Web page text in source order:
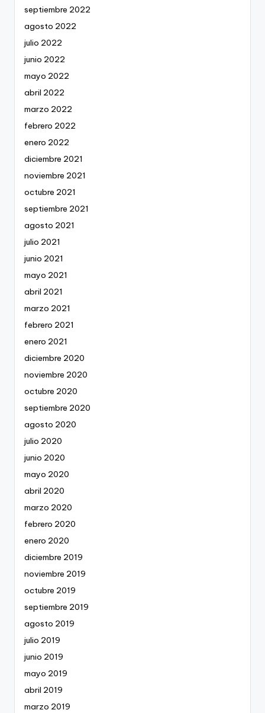
septiembre 2022
agosto 2022
julio 2022
junio 2022
mayo 2022
abril 2022
marzo 2022
febrero 2022
enero 2022
diciembre 2021
noviembre 2021
octubre 2021
septiembre 2021
agosto 2021
julio 2021
junio 2021
mayo 2021
abril 2021
marzo 2021
febrero 2021
enero 2021
diciembre 2020
noviembre 2020
octubre 2020
septiembre 2020
agosto 2020
julio 2020
junio 2020
mayo 2020
abril 2020
marzo 2020
febrero 2020
enero 2020
diciembre 2019
noviembre 2019
octubre 2019
septiembre 2019
agosto 2019
julio 2019
junio 2019
mayo 2019
abril 2019
marzo 2019